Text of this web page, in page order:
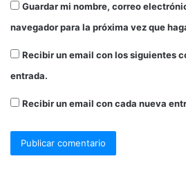
Guardar mi nombre, correo
navegador para la próxima vez que
Recibir un email con los siguientes
entrada.
Recibir un email con cada nueva